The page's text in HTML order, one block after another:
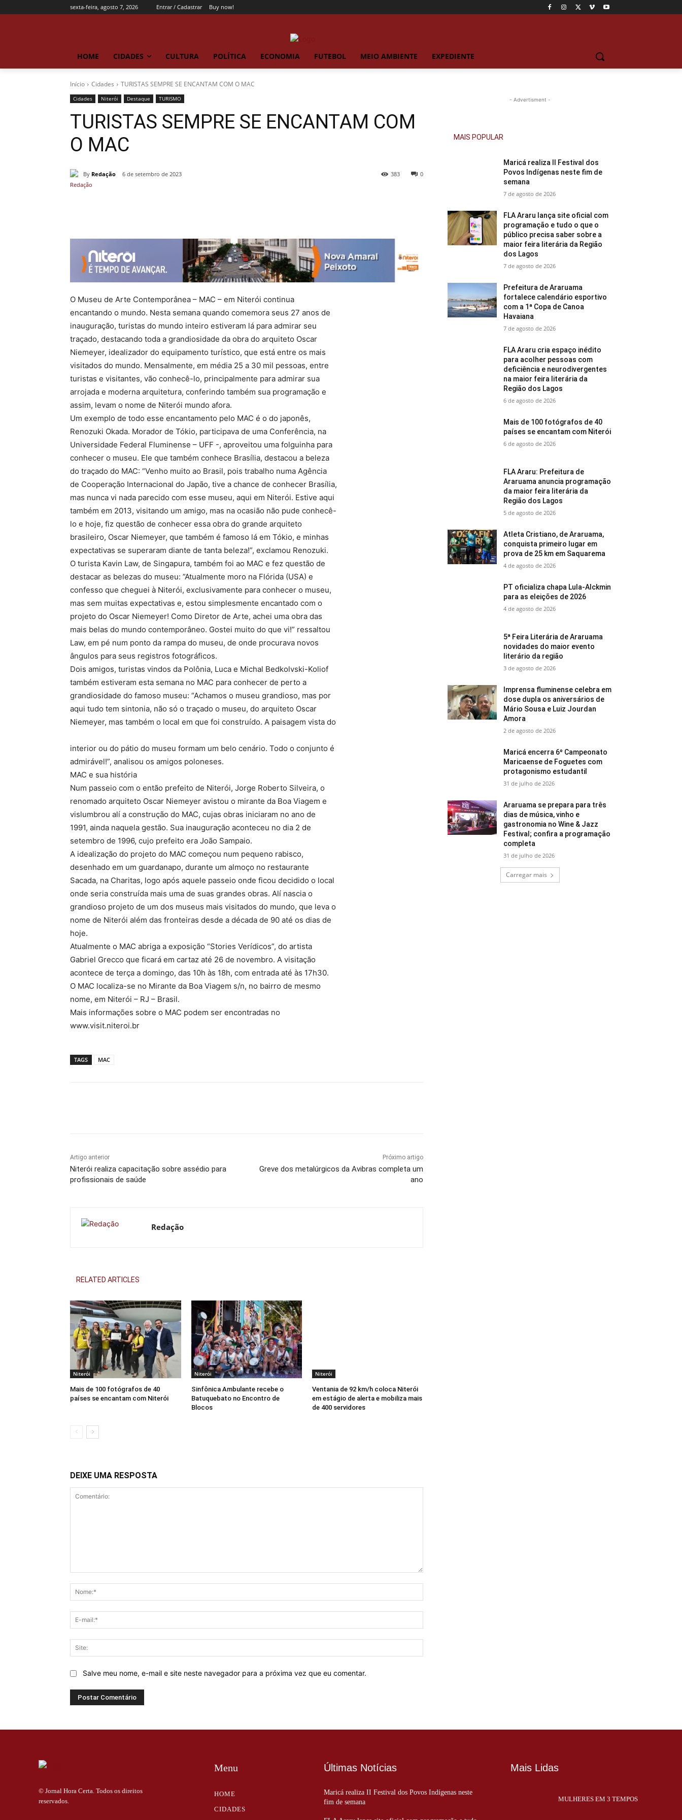
sexta-feira, agosto 7, 2026 Entrar / Cadastrar Buy now!
HOME CIDADES CULTURA POLÍTICA ECONOMIA FUTEBOL MEIO AMBIENTE EXPEDIENTE
Início Cidades TURISTAS SEMPRE SE ENCANTAM COM O MAC
Cidades Niterói Destaque TURISMO
TURISTAS SEMPRE SE ENCANTAM COM
O MAC
By Redação 6 de setembro de 2023 0
383
O Museu de Arte Contemporânea – MAC – em Niterói continua
encantando o mundo. Nesta semana quando comemora seus 27 anos de
inauguração, turistas do mundo inteiro estiveram lá para admirar seu
traçado, destacando toda a grandiosidade da obra do arquiteto Oscar
Niemeyer, idealizador do equipamento turístico, que está entre os mais
visitados do mundo. Mensalmente, em média 25 a 30 mil pessoas, entre
turistas e visitantes, vão conhecê-lo, principalmente para admirar sua
arrojada e moderna arquitetura, conferindo também sua programação e
assim, levam o nome de Niterói mundo afora.
Um exemplo de todo esse encantamento pelo MAC é o do japonês,
Renozuki Okada. Morador de Tókio, participava de uma Conferência, na
Universidade Federal Fluminense – UFF -, aproveitou uma folguinha para
conhecer o museu. Ele que também conhece Brasília, destacou a beleza
do traçado do MAC: “Venho muito ao Brasil, pois trabalho numa Agência
de Cooperação Internacional do Japão, tive a chance de conhecer Brasília,
mas nunca vi nada parecido com esse museu, aqui em Niterói. Estive aqui
também em 2013, visitando um amigo, mas na ocasião não pude conhecê-
lo e hoje, fiz questão de conhecer essa obra do grande arquiteto
brasileiro, Oscar Niemeyer, que também é famoso lá em Tókio, e minhas
expectativas se superaram diante de tanta beleza!”, exclamou Renozuki.
O turista Kavin Law, de Singapura, também foi ao MAC e fez questão de
destacar as belezas do museu: ”Atualmente moro na Flórida (USA) e
confesso que cheguei à Niterói, exclusivamente para conhecer o museu,
mas sem muitas expectativas e, estou simplesmente encantado com o
projeto do Oscar Niemeyer! Como Diretor de Arte, achei uma obra das
mais belas do mundo contemporâneo. Gostei muito do que vi!” ressaltou
Law, em pé num ponto da rampa do museu, de onde procurava novos
ângulos para seus registros fotográficos.
Dois amigos, turistas vindos da Polônia, Luca e Michal Bedkolvski-Koliof
também estiveram esta semana no MAC para conhecer de perto a
grandiosidade do famoso museu: “Achamos o museu grandioso, mas por
aqui tudo tem sintonia, não só o traçado o museu, do arquiteto Oscar
Niemeyer, mas também o local em que foi construído. A paisagem vista do
interior ou do pátio do museu formam um belo cenário. Todo o conjunto é
admirável!”, analisou os amigos poloneses.
MAC e sua história
Num passeio com o então prefeito de Niterói, Jorge Roberto Silveira, o
renomado arquiteto Oscar Niemeyer avistou o mirante da Boa Viagem e
vislumbrou alí a construção do MAC, cujas obras iniciaram no ano de
1991, ainda naquela gestão. Sua inauguração aconteceu no dia 2 de
setembro de 1996, cujo prefeito era João Sampaio.
A idealização do projeto do MAC começou num pequeno rabisco,
desenhado em um guardanapo, durante um almoço no restaurante
Sacada, na Charitas, logo após aquele passeio onde ficou decidido o local
onde seria construída mais uma de suas grandes obras. Alí nascia o
grandioso projeto de um dos museus mais visitados do mundo, que leva o
nome de Niterói além das fronteiras desde a década de 90 até os dias de
hoje.
Atualmente o MAC abriga a exposição “Stories Verídicos”, do artista
Gabriel Grecco que ficará em cartaz até 26 de novembro. A visitação
acontece de terça a domingo, das 10h às 18h, com entrada até às 17h30.
O MAC localiza-se no Mirante da Boa Viagem s/n, no bairro de mesmo
nome, em Niterói – RJ – Brasil.
Mais informações sobre o MAC podem ser encontradas no
www.visit.niteroi.br
TAGS MAC
Artigo anterior
Niterói realiza capacitação sobre assédio para
profissionais de saúde
Próximo artigo
Greve dos metalúrgicos da Avibras completa um
ano
Redação
RELATED ARTICLES
Niterói
Mais de 100 fotógrafos de 40
países se encantam com Niterói
Niterói
Sinfônica Ambulante recebe o
Batuquebato no Encontro de
Blocos
Niterói
Ventania de 92 km/h coloca Niterói
em estágio de alerta e mobiliza mais
de 400 servidores
DEIXE UMA RESPOSTA
mail:*
Salve meu nome, e-mail e site neste navegador para a próxima vez que eu comentar.
- Advertisment -
MAIS POPULAR
Maricá realiza II Festival dos
Povos Indígenas neste fim de
semana
7 de agosto de 2026
FLA Araru lança site oficial com
programação e tudo o que o
público precisa saber sobre a
maior feira literária da Região
dos Lagos
7 de agosto de 2026
Prefeitura de Araruama
fortalece calendário esportivo
com a 1ª Copa de Canoa
Havaiana
7 de agosto de 2026
FLA Araru cria espaço inédito
para acolher pessoas com
deficiência e neurodivergentes
na maior feira literária da
Região dos Lagos
6 de agosto de 2026
Mais de 100 fotógrafos de 40
países se encantam com Niterói
6 de agosto de 2026
FLA Araru: Prefeitura de
Araruama anuncia programação
da maior feira literária da
Região dos Lagos
5 de agosto de 2026
Atleta Cristiano, de Araruama,
conquista primeiro lugar em
prova de 25 km em Saquarema
4 de agosto de 2026
PT oficializa chapa Lula-Alckmin
para as eleições de 2026
4 de agosto de 2026
5ª Feira Literária de Araruama
novidades do maior evento
literário da região
3 de agosto de 2026
Imprensa fluminense celebra em
dose dupla os aniversários de
Mário Sousa e Luiz Jourdan
Amora
2 de agosto de 2026
Maricá encerra 6º Campeonato
Maricaense de Foguetes com
protagonismo estudantil
31 de julho de 2026
Araruama se prepara para três
dias de música, vinho e
gastronomia no Wine & Jazz
Festival; confira a programação
completa
31 de julho de 2026
Carregar mais
© Jornal Hora Certa. Todos os direitos
reservados.
Menu
HOME
CIDADES
Últimas Notícias
Maricá realiza II Festival dos Povos Indígenas neste
fim de semana
Mais Lidas
MULHERES EM 3 TEMPOS